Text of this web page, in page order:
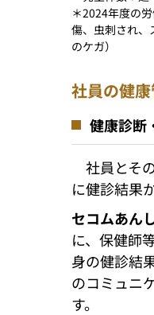
＊2024年度の
傷、虫刺され、
のケガ）
社員の健
健康診断
社員とそ
に健診結果
セコムあん
に、保健師
身の健診結
のコミュニ
す。